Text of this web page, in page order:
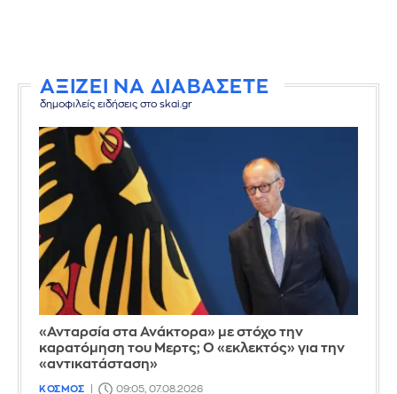
ΑΞΙΖΕΙ ΝΑ ΔΙΑΒΑΣΕΤΕ
δημοφιλείς ειδήσεις στο skai.gr
«Ανταρσία στα Ανάκτορα» με στόχο την
καρατόμηση του Μερτς; Ο «εκλεκτός» για την
«αντικατάσταση»
ΚΟΣΜΟΣ 09:05, 07.08.2026